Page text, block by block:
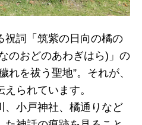
祝詞「筑紫の日向の橘の
のおどのあわぎはら)」の
れを祓う聖地”。それが、
られています。
、小戸神社、橘通りなど